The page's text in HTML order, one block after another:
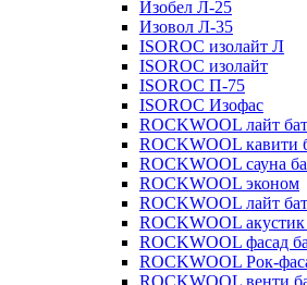
Изобел Л-25
Изовол Л-35
ISOROC изолайт Л
ISOROC изолайт
ISOROC П-75
ISOROC Изофас
ROCKWOOL лайт
ROCKWOOL кавити
ROCKWOOL сауна
ROCKWOOL эконом
ROCKWOOL лайт
ROCKWOOL акустик
ROCKWOOL фасад
ROCKWOOL Рок-
ROCKWOOL венти